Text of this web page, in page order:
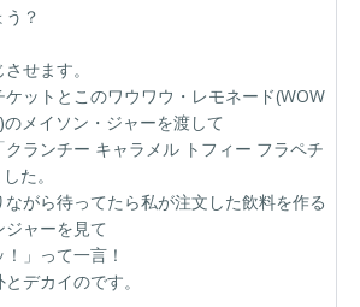
？
せます。
ットとこのワウワウ・レモネード(WOW
メイソン・ジャーを渡して
ランチー キャラメル トフィー フラペチ
た。
がら待ってたら私が注文した飲料を作る
ャーを見て
」って一言！
デカイのです。